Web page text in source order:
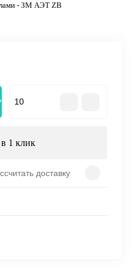
- ЗМ АЭТ ZB
1 клик
доставку